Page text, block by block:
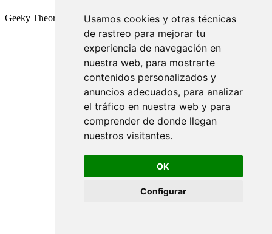
Usamos cookies y otras técnicas
de rastreo para mejorar tu
experiencia de navegación en
nuestra web, para mostrarte
contenidos personalizados y
anuncios adecuados, para analizar
el tráfico en nuestra web y para
comprender de donde llegan
nuestros visitantes.
OK
Configurar
Geeky Theory © 2026